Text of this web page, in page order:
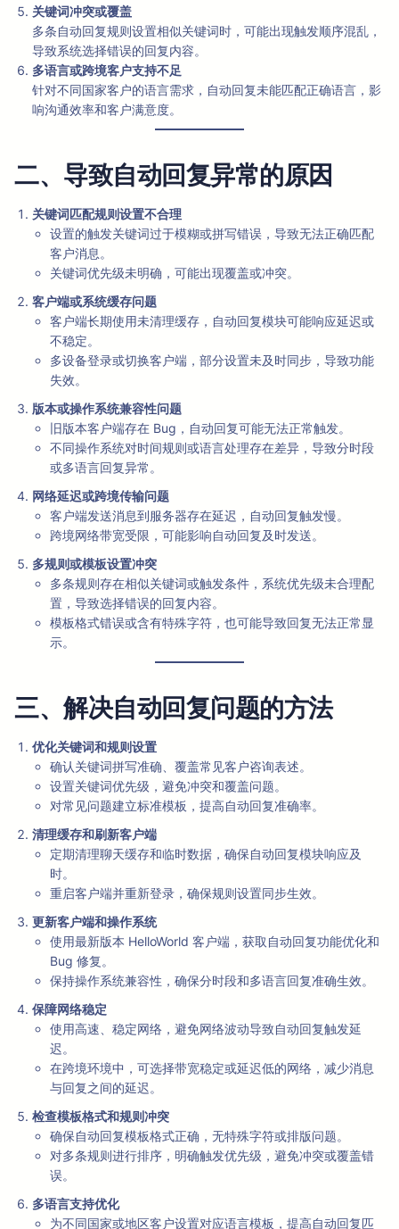
关键词冲突或覆盖
多条自动回复规则设置相似关键词时，可能出现触发顺序混乱，
导致系统选择错误的回复内容。
多语言或跨境客户支持不足
针对不同国家客户的语言需求，自动回复未能匹配正确语言，影
响沟通效率和客户满意度。
二、导致自动回复异常的原因
关键词匹配规则设置不合理
设置的触发关键词过于模糊或拼写错误，导致无法正确匹配
客户消息。
关键词优先级未明确，可能出现覆盖或冲突。
客户端或系统缓存问题
客户端长期使用未清理缓存，自动回复模块可能响应延迟或
不稳定。
多设备登录或切换客户端，部分设置未及时同步，导致功能
失效。
版本或操作系统兼容性问题
旧版本客户端存在 Bug，自动回复可能无法正常触发。
不同操作系统对时间规则或语言处理存在差异，导致分时段
或多语言回复异常。
网络延迟或跨境传输问题
客户端发送消息到服务器存在延迟，自动回复触发慢。
跨境网络带宽受限，可能影响自动回复及时发送。
多规则或模板设置冲突
多条规则存在相似关键词或触发条件，系统优先级未合理配
置，导致选择错误的回复内容。
模板格式错误或含有特殊字符，也可能导致回复无法正常显
示。
三、解决自动回复问题的方法
优化关键词和规则设置
确认关键词拼写准确、覆盖常见客户咨询表述。
设置关键词优先级，避免冲突和覆盖问题。
对常见问题建立标准模板，提高自动回复准确率。
清理缓存和刷新客户端
定期清理聊天缓存和临时数据，确保自动回复模块响应及
时。
重启客户端并重新登录，确保规则设置同步生效。
更新客户端和操作系统
使用最新版本 HelloWorld 客户端，获取自动回复功能优化和
Bug 修复。
保持操作系统兼容性，确保分时段和多语言回复准确生效。
保障网络稳定
使用高速、稳定网络，避免网络波动导致自动回复触发延
迟。
在跨境环境中，可选择带宽稳定或延迟低的网络，减少消息
与回复之间的延迟。
检查模板格式和规则冲突
确保自动回复模板格式正确，无特殊字符或排版问题。
对多条规则进行排序，明确触发优先级，避免冲突或覆盖错
误。
多语言支持优化
为不同国家或地区客户设置对应语言模板，提高自动回复匹